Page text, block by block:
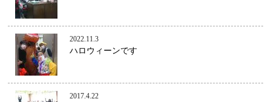
2022.11.3
ハロウィーンです
2017.4.22